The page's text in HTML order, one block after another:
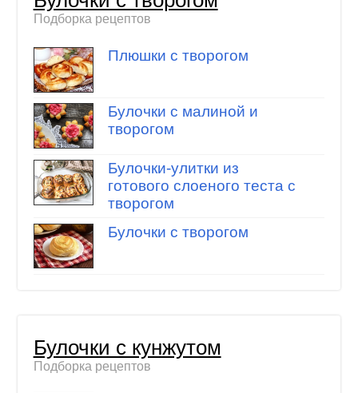
Подборка рецептов
Плюшки с творогом
Булочки с малиной и
творогом
Булочки-улитки из
готового слоеного теста с
творогом
Булочки с творогом
Булочки с кунжутом
Подборка рецептов